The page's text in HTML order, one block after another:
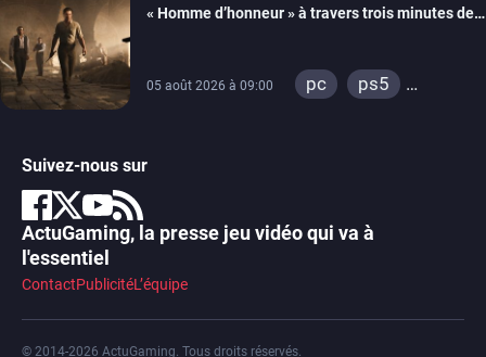
« Homme d’honneur » à travers trois minutes de
05 août 2026 à 09:00 pc
ps5
Suivez-nous sur
ActuGaming, la presse jeu vidéo qui va à
l'essentiel
ContactPublicitéL’équipe
© 2014-2026 ActuGaming. Tous droits réservés.